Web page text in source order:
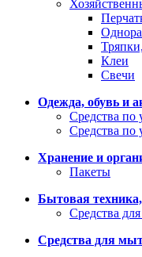
Клеи
Свечи
Одежда, обувь и
Средства по
Средства по
Хранение и
Пакеты
Бытовая
Средства
Средства для